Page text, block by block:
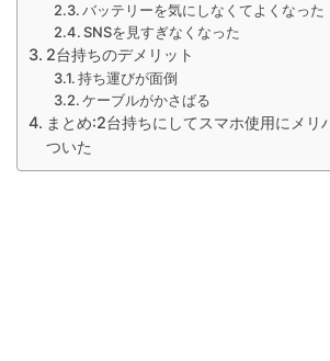
バッテリーを気にしなくてよくなった
SNSを見すぎなくなった
2台持ちのデメリット
持ち運びが面倒
ケーブルがかさばる
まとめ:2台持ちにしてスマホ使用にメリ
ついた